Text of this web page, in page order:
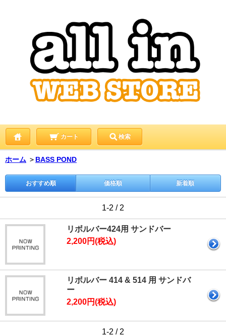
カート 検索
ホーム ＞ BASS POND
おすすめ順 価格順 新着順
1-2 / 2
リボルバー424用 サンドバー
2,200円(税込)
リボルバー 414 & 514 用 サンドバ
ー
2,200円(税込)
1-2 / 2